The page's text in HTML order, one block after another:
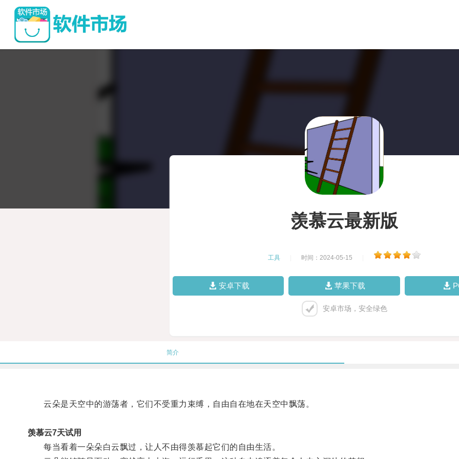
羡慕云最新版
工具 时间：2024-05-15
安卓下载 苹果下载
安卓市场，安全绿色
简介
云朵是天空中的游荡者，它们不受重力束缚，自由自在地在天空中飘荡。
羡慕云7天试用
每当看着一朵朵白云飘过，让人不由得羡慕起它们的自由生活。